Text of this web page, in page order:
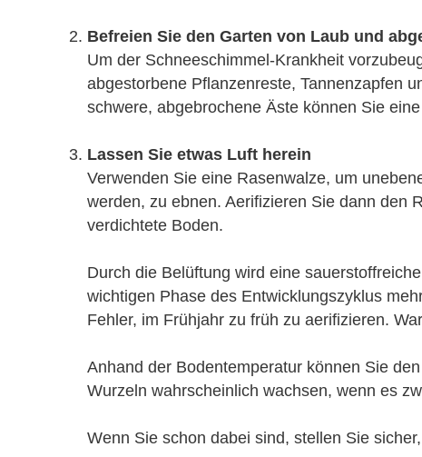
Befreien Sie den Garten von Laub und
Um der Schneeschimmel-Krankheit
abgestorbene Pflanzenreste, Tannenzapfen
schwere, abgebrochene Äste können Sie
Lassen Sie etwas Luft herein
Verwenden Sie eine Rasenwalze, um
werden, zu ebnen. Aerifizieren Sie dann den
verdichtete Boden.
Durch die Belüftung wird eine
wichtigen Phase des Entwicklungszyklus
Fehler, im Frühjahr zu früh zu aerifizieren.
Anhand der Bodentemperatur können Sie
Wurzeln wahrscheinlich wachsen, wenn es
Wenn Sie schon dabei sind, stellen Sie